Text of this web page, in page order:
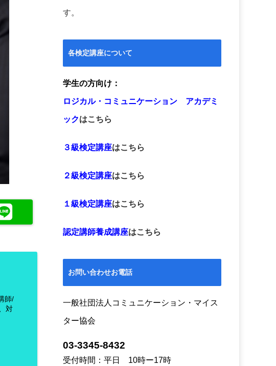
師/
対
す。
各検定講座について
学生の方向け：
ロジカル・コミュニケーション アカデミ
ックはこちら
３級検定講座はこちら
２級検定講座はこちら
１級検定講座はこちら
認定講師養成講座はこちら
お問い合わせお電話
一般社団法人コミュニケーション・マイス
ター協会
03-3345-8432
受付時間：平日 10時ー17時